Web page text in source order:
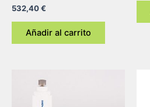
532,40€
Añadir al carrito